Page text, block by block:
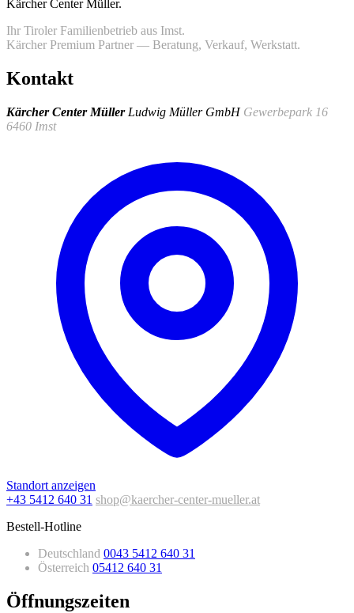
Kärcher Center Müller.
Ihr Tiroler Familienbetrieb aus Imst.
Kärcher Premium Partner — Beratung, Verkauf, Werkstatt.
Kontakt
Kärcher Center Müller Ludwig Müller GmbH Gewerbepark 16
6460 Imst
Standort anzeigen
+43 5412 640 31 shop@kaercher-center-mueller.at
Bestell-Hotline
Deutschland 0043 5412 640 31
Österreich 05412 640 31
Öffnungszeiten